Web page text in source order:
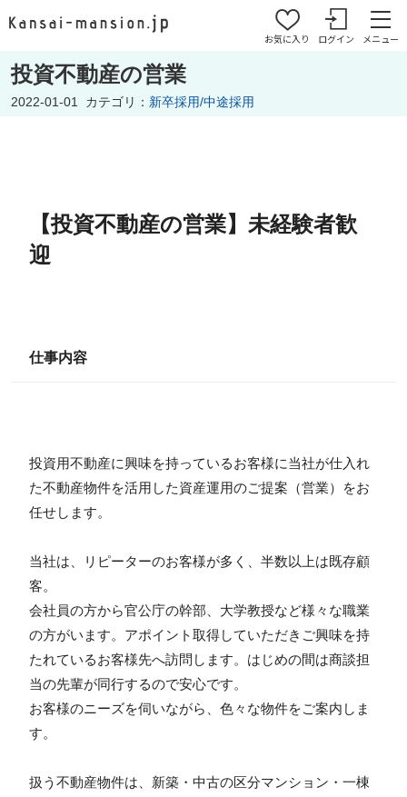
お気に入り ログイン メニュー
投資不動産の営業
2022-01-01 カテゴリ： 新卒採用/中途採用
【投資不動産の営業】未経験者歓
迎
仕事内容
投資用不動産に興味を持っているお客様に当社が仕入れ
た不動産物件を活用した資産運用のご提案（営業）をお
任せします。
当社は、リピーターのお客様が多く、半数以上は既存顧
客。
会社員の方から官公庁の幹部、大学教授など様々な職業
の方がいます。アポイント取得していただきご興味を持
たれているお客様先へ訪問します。はじめの間は商談担
当の先輩が同行するので安心です。
お客様のニーズを伺いながら、色々な物件をご案内しま
す。
扱う不動産物件は、新築・中古の区分マンション・一棟